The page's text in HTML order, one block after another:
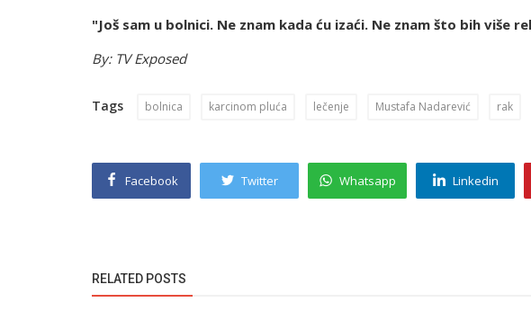
"Još sam u bolnici. Ne znam kada ću izaći. Ne znam što bih više
By: TV Exposed
Tags bolnica karcinom pluća lečenje Mustafa Nadarević rak
Facebook Twitter Whatsapp Linkedin
RELATED POSTS